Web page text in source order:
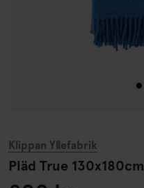
Klippan Yllefabrik
Pläd True 130x180cm